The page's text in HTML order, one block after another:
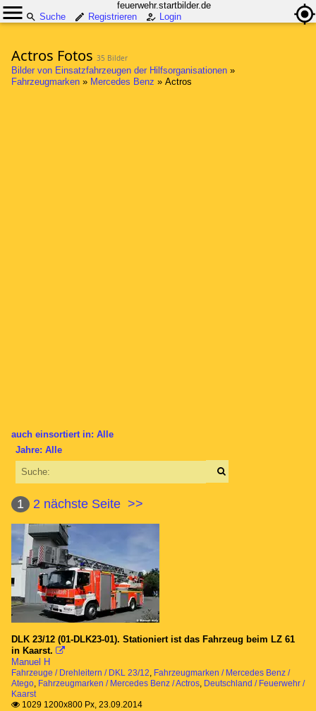
feuerwehr.startbilder.de
Suche
Registrieren Login
Actros Fotos 35 Bilder
Bilder von Einsatzfahrzeugen der Hilfsorganisationen »
Fahrzeugmarken » Mercedes Benz » Actros
auch einsortiert in: Alle
Alle Kategorien
Deutschland
Feuerwehr
Dinslaken
Dortmund
Düsseldorf
Essen
Kaarst
Wuppertal
Jahre: Alle
2010
2011
2012
2013
2014
1 2 nächste Seite >>
DLK 23/12 (01-DLK23-01). Stationiert ist das Fahrzeug beim LZ 61
in Kaarst. 
Manuel H
Fahrzeuge / Drehleitern / DKL 23/12, Fahrzeugmarken / Mercedes Benz /
Atego, Fahrzeugmarken / Mercedes Benz / Actros, Deutschland / Feuerwehr /
Kaarst
 1029 1200x800 Px, 23.09.2014